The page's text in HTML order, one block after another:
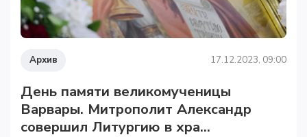
Архив 17.12.2023, 09:00
День памяти великомученицы
Варвары. Митрополит Александр
совершил Литургию в хра...